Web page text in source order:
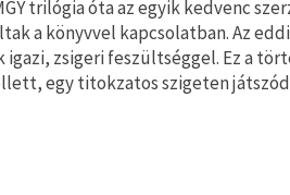
trilógia óta az egyik kedvenc
a könyvvel kapcsolatban. Az
igazi, zsigeri feszültséggel. Ez a
egy titokzatos szigeten